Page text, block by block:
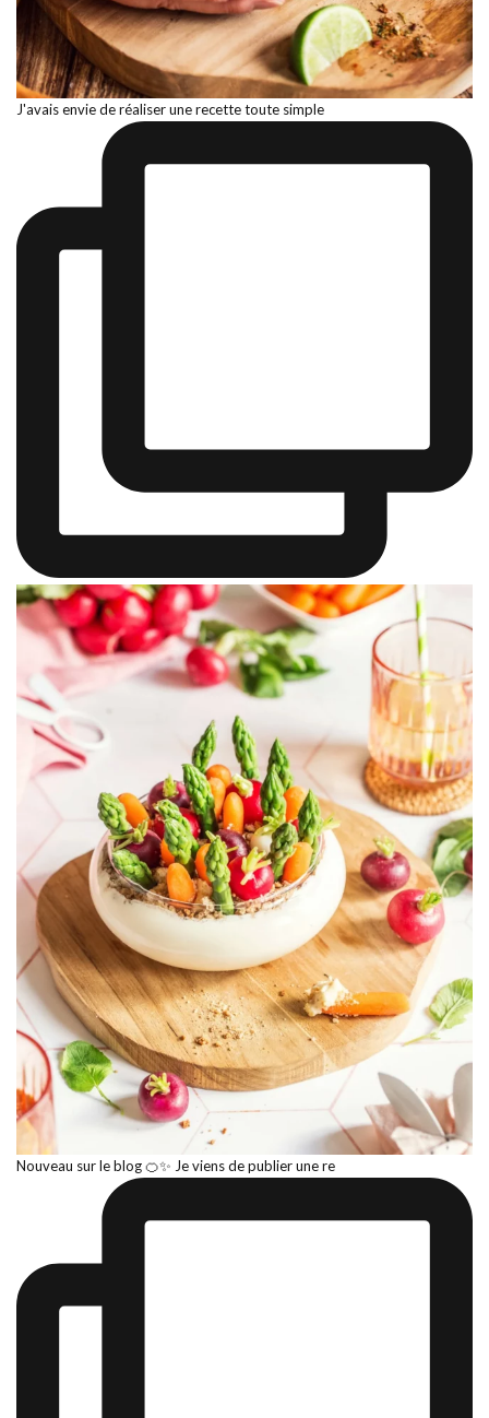
J'avais envie de réaliser une recette toute simple
Nouveau sur le blog 🍊✨ Je viens de publier une re